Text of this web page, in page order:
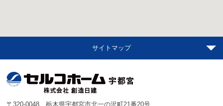
サイトマップ